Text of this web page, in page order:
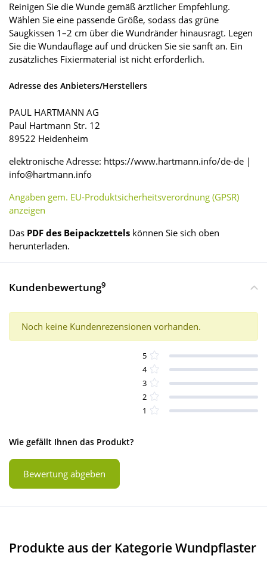
Reinigen Sie die Wunde gemäß ärztlicher Empfehlung.
Wählen Sie eine passende Größe, sodass das grüne
Saugkissen 1–2 cm über die Wundränder hinausragt. Legen
Sie die Wundauflage auf und drücken Sie sie sanft an. Ein
zusätzliches Fixiermaterial ist nicht erforderlich.
Adresse des Anbieters/Herstellers
PAUL HARTMANN AG
Paul Hartmann Str. 12
89522 Heidenheim
elektronische Adresse: https://www.hartmann.info/de-de |
info@hartmann.info
Angaben gem. EU-Produktsicherheitsverordnung (GPSR)
anzeigen
Das PDF des Beipackzettels können Sie sich oben
herunterladen.
Kundenbewertung9
Noch keine Kundenrezensionen vorhanden.
5
4
3
2
1
Wie gefällt Ihnen das Produkt?
Bewertung abgeben
Produkte aus der Kategorie Wundpflaster